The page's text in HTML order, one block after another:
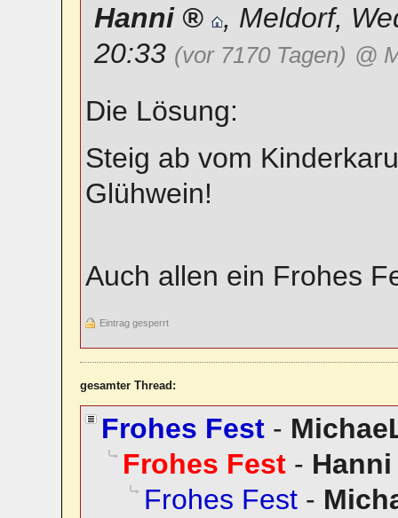
Hanni , Meldorf,
20:33 (vor 7170 Tagen) @
Die Lösung:
Steig ab vom
Glühwein!
Auch allen ein Frohes
Eintrag gesperrt
gesamter Thread:
Frohes Fest-
Frohes Fest- Hanni
Frohes Fest-